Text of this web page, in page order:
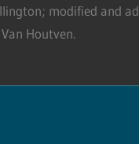
modified and
Van Houtven.